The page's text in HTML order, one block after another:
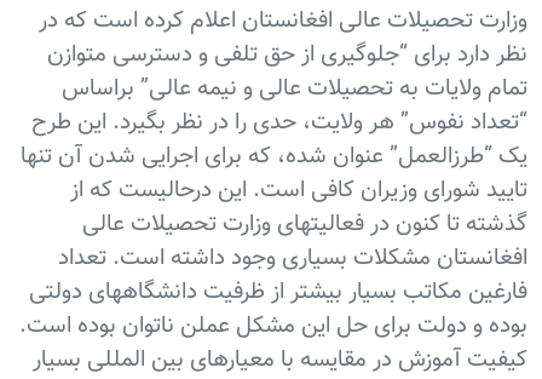
وزارت تحصیلات عالی افغانستان اعلام کرده است که در
نظر دارد برای “جلوگیری از حق تلفی و دسترسی متوازن
تمام ولایات به تحصیلات عالی و نیمه عالی” براساس
“تعداد نفوس” هر ولایت، حدی را در نظر بگیرد. این طرح
یک “طرزالعمل” عنوان شده، که برای اجرایی شدن آن تنها
تایید شورای وزیران کافی است. این درحالیست که از
گذشته تا کنون در فعالیتهای وزارت تحصیلات عالی
افغانستان مشکلات بسیاری وجود داشته است. تعداد
فارغین مکاتب بسیار بیشتر از ظرفیت دانشگاههای دولتی
بوده و دولت برای حل این مشکل عملن ناتوان بوده است.
کیفیت آموزش در مقایسه با معیارهای بین المللی بسیار